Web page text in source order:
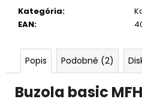
Kategória:
EAN:
Popis Podobné (2)
Buzola basic MFH
o
a
m
e